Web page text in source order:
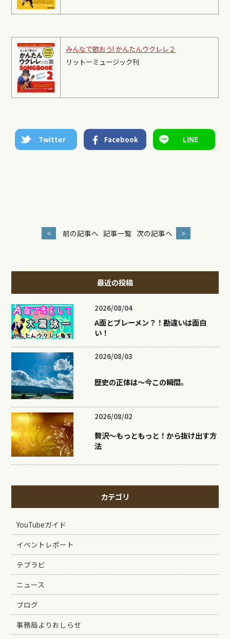
みんなで歌おう! かんたんウクレレ２
リットーミュージック刊
Twitter Facebook LINE
< 前の記事へ 記事一覧 次の記事へ >
最近の投稿
2026/08/04
A面とブレーメン？！勘違いは面白
い！
2026/08/03
歴史の正体は〜今この瞬間。
2026/08/02
贅沢〜もっともっと！から抜け出す方
法
カテゴリ
YouTubeガイド
イベントレポート
テブラビ
ニュース
ブログ
事務局よりおしらせ